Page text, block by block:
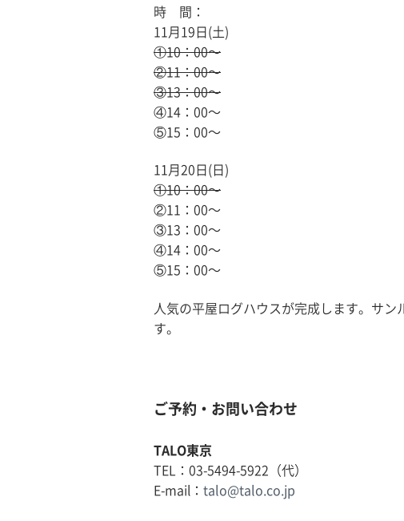
時 間：
11月19日(土)
①10：00〜
②11：00〜
③13：00〜
④14：00〜
⑤15：00〜
11月20日(日)
①10：00〜
②11：00〜
③13：00〜
④14：00〜
⑤15：00〜
人気の平屋ログハウスが完成します。サ
す。
ご予約・お問い合わせ
TALO東京
TEL：03-5494-5922（代）
E-mail： talo@talo.co.jp